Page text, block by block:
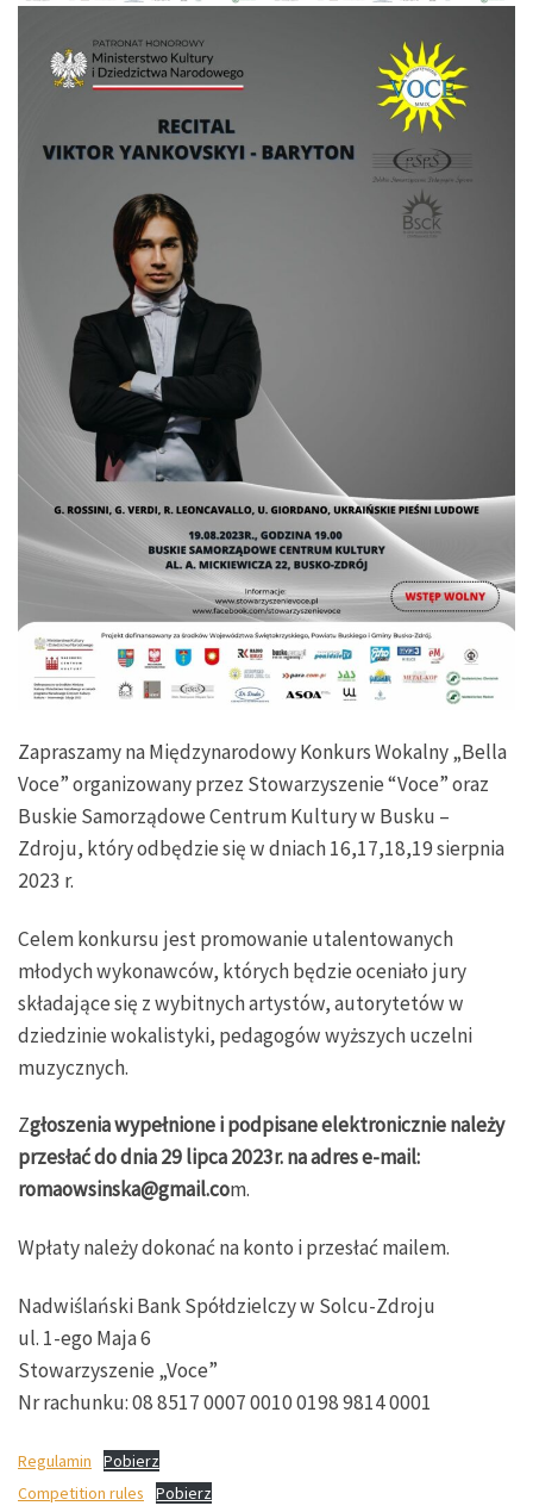
Zapraszamy na Międzynarodowy Konkurs Wokalny „Bella
Voce” organizowany przez Stowarzyszenie “Voce” oraz
Buskie Samorządowe Centrum Kultury w Busku –
Zdroju, który odbędzie się w dniach 16,17,18,19 sierpnia
2023 r.
Celem konkursu jest promowanie utalentowanych
młodych wykonawców, których będzie oceniało jury
składające się z wybitnych artystów, autorytetów w
dziedzinie wokalistyki, pedagogów wyższych uczelni
muzycznych.
Zgłoszenia wypełnione i podpisane elektronicznie należy
przesłać do dnia 29 lipca 2023r. na adres e-mail:
romaowsinska@gmail.com.
Wpłaty należy dokonać na konto i przesłać mailem.
Nadwiślański Bank Spółdzielczy w Solcu-Zdroju
ul. 1-ego Maja 6
Stowarzyszenie „Voce”
Nr rachunku: 08 8517 0007 0010 0198 9814 0001
Regulamin
Pobierz
Competition rules
Pobierz